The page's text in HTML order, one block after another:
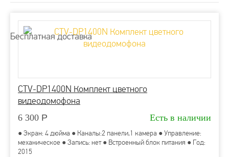
Бесплатная доставка
CTV-DP1400N Комплект цветного
видеодомофона
6 300 Р Есть в наличии
● Экран: 4 дюйма ● Каналы:2 панели,1 камера ● Управление:
механическое ● Запись: нет ● Встроенный блок питания ● Год:
2015